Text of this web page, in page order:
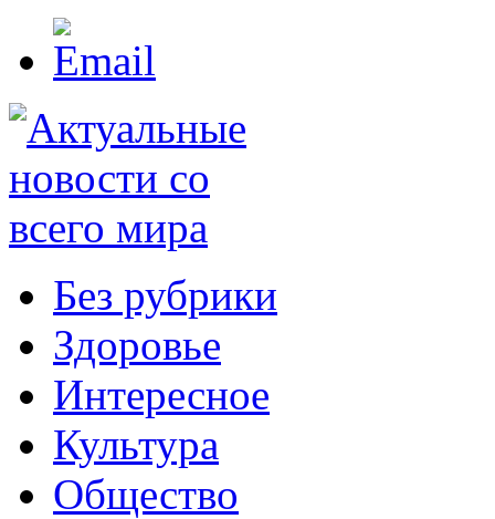
Без рубрики
Здоровье
Интересное
Культура
Общество